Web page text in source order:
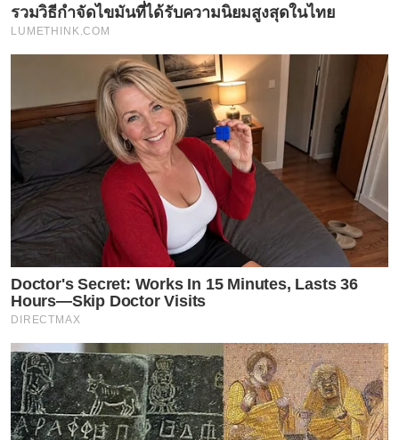
รวมวิธีกำจัดไขมันที่ได้รับความนิยมสูงสุดในไทย
LUMETHINK.COM
Doctor's Secret: Works In 15 Minutes, Lasts 36
Hours—Skip Doctor Visits
DIRECTMAX